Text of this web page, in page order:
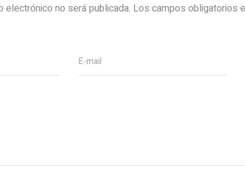
electrónico no será publicada. Los campos obligatorios
E-mail